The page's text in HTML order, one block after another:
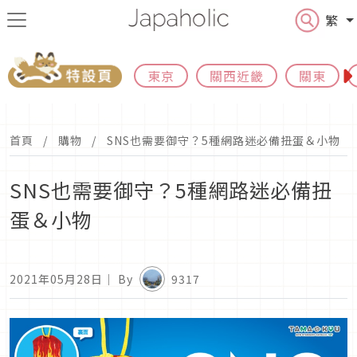
繁
東京 關西近畿 關東
首頁 購物 SNS也需要御守？5種網路迷必備扭蛋＆小物
SNS也需要御守？5種網路迷必備扭
蛋＆小物
2021年05月28日 ｜ By 9317